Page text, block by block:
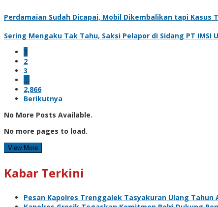
Perdamaian Sudah Dicapai, Mobil Dikembalikan tapi
Sering Mengaku Tak Tahu, Saksi Pelapor di Sidang PT
1
2
3
…
2,866
Berikutnya
No More Posts Available.
No more pages to load.
View More
Kabar Terkini
Pesan Kapolres Trenggalek Tasyakuran Ulang